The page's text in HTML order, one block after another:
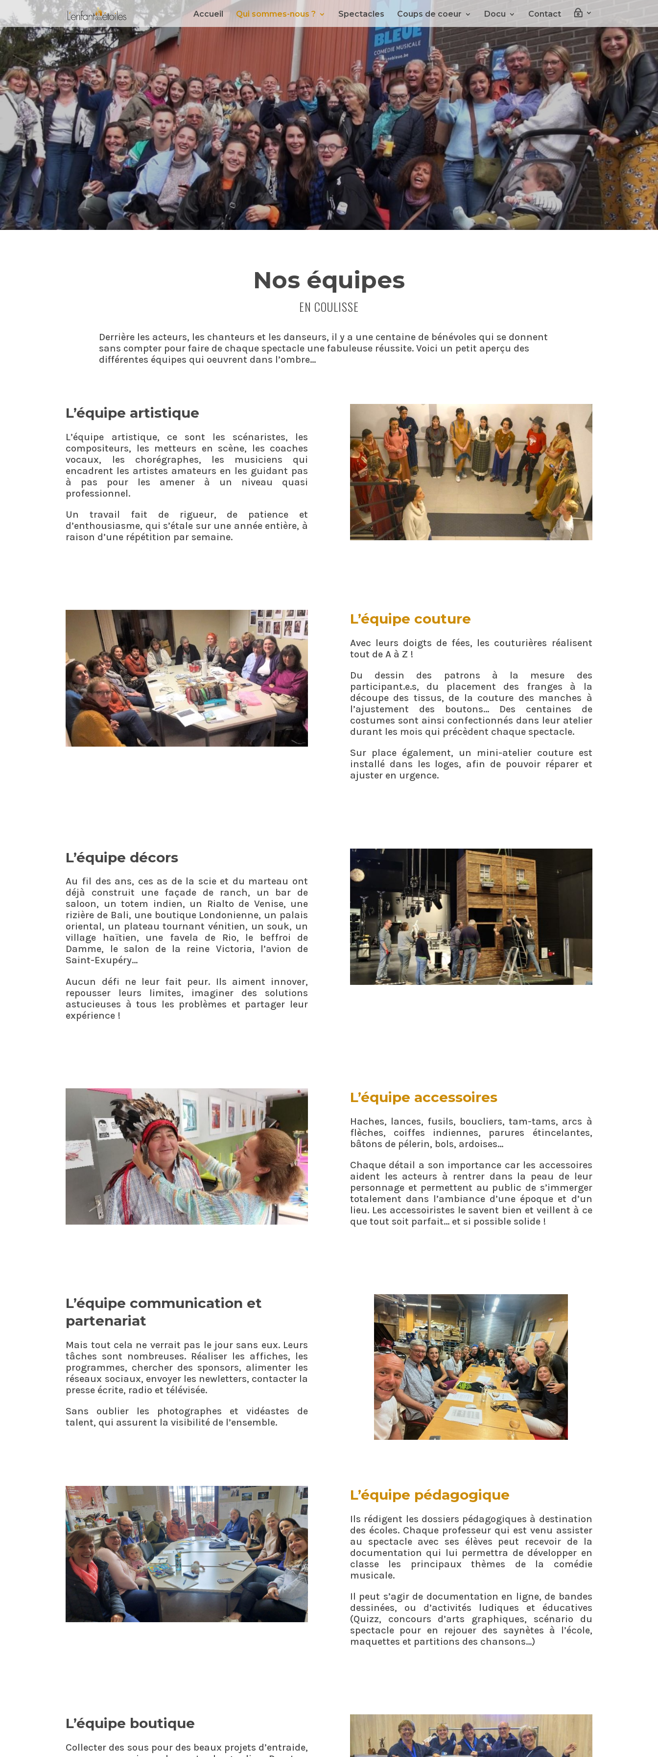
Accueil Qui sommes-nous ? Spectacles Coups de coeur Docu Contact ~
Nos équipes
EN COULISSE
Derrière les acteurs, les chanteurs et les danseurs, il y a une centaine de bénévoles qui se donnent
sans compter pour faire de chaque spectacle une fabuleuse réussite. Voici un petit aperçu des
différentes équipes qui oeuvrent dans l’ombre…
L’équipe artistique
L’équipe artistique, ce sont les scénaristes, les
compositeurs, les metteurs en scène, les coaches
vocaux, les chorégraphes, les musiciens qui
encadrent les artistes amateurs en les guidant pas
à pas pour les amener à un niveau quasi
professionnel.
Un travail fait de rigueur, de patience et
d’enthousiasme, qui s’étale sur une année entière, à
raison d’une répétition par semaine.
L’équipe couture
Avec leurs doigts de fées, les couturières réalisent
tout de A à Z !
Du dessin des patrons à la mesure des
participant.e.s, du placement des franges à la
découpe des tissus, de la couture des manches à
l’ajustement des boutons… Des centaines de
costumes sont ainsi confectionnés dans leur atelier
durant les mois qui précèdent chaque spectacle.
Sur place également, un mini-atelier couture est
installé dans les loges, afin de pouvoir réparer et
ajuster en urgence.
L’équipe décors
Au fil des ans, ces as de la scie et du marteau ont
déjà construit une façade de ranch, un bar de
saloon, un totem indien, un Rialto de Venise, une
rizière de Bali, une boutique Londonienne, un palais
oriental, un plateau tournant vénitien, un souk, un
village haïtien, une favela de Rio, le beffroi de
Damme, le salon de la reine Victoria, l’avion de
Saint-Exupéry…
Aucun défi ne leur fait peur. Ils aiment innover,
repousser leurs limites, imaginer des solutions
astucieuses à tous les problèmes et partager leur
expérience !
L’équipe accessoires
Haches, lances, fusils, boucliers, tam-tams, arcs à
flèches, coiffes indiennes, parures étincelantes,
bâtons de pélerin, bols, ardoises…
Chaque détail a son importance car les accessoires
aident les acteurs à rentrer dans la peau de leur
personnage et permettent au public de s’immerger
totalement dans l’ambiance d’une époque et d’un
lieu. Les accessoiristes le savent bien et veillent à ce
que tout soit parfait… et si possible solide !
L’équipe communication et
partenariat
Mais tout cela ne verrait pas le jour sans eux. Leurs
tâches sont nombreuses. Réaliser les affiches, les
programmes, chercher des sponsors, alimenter les
réseaux sociaux, envoyer les newletters, contacter la
presse écrite, radio et télévisée.
Sans oublier les photographes et vidéastes de
talent, qui assurent la visibilité de l’ensemble.
L’équipe pédagogique
Ils rédigent les dossiers pédagogiques à destination
des écoles. Chaque professeur qui est venu assister
au spectacle avec ses élèves peut recevoir de la
documentation qui lui permettra de développer en
classe les principaux thèmes de la comédie
musicale.
Il peut s’agir de documentation en ligne, de bandes
dessinées, ou d’activités ludiques et éducatives
(Quizz, concours d’arts graphiques, scénario du
spectacle pour en rejouer des saynètes à l’école,
maquettes et partitions des chansons…)
L’équipe boutique
Collecter des sous pour des beaux projets d’entraide,